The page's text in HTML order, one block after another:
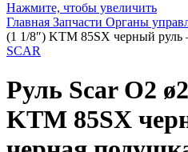
Нажмите, чтобы увеличить
Главная Запчасти Органы
(1 1/8″) KTM 85SX черный
SCAR
Руль Scar O2
KTM 85SX